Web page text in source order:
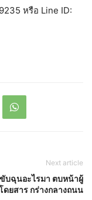
หรือ Line ID:
Next article
บฉุนอะไรมา ตบหน้าผู้
ดยสาร กร่างกลางถนน